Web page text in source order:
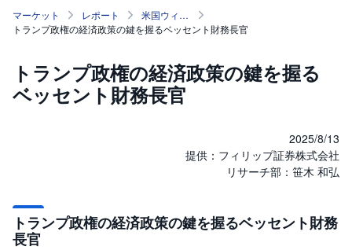
マ
ー
ケ
NISA
国
株
式
マーケット レポート
米国ウィークリー・マンスリー
トランプ政権の経済政策の鍵を握るベッセント財務長官
トランプ政権の経済政策の鍵を握る
ベッセント財務長官
2025/8/13
提供：フィリップ証券株式会社
リサーチ部：笹木 和弘
トランプ政権の経済政策の鍵を握るベッセント財務
長官